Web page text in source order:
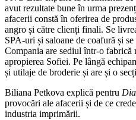
avut rezultate bune în urma
afacerii constă în oferirea de
angro și către clienți finali. Se
SPA-uri și saloane de coafură și
Compania are sediul într-o fabrică
apropierea Sofiei. Pe lângă
și utilaje de broderie și are și o
Biliana Petkova explică pentru
provocări ale afacerii și de ce
industria imprimării.